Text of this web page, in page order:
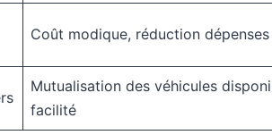
Coût modique, réduction
Mutualisation des véhicules
facilité